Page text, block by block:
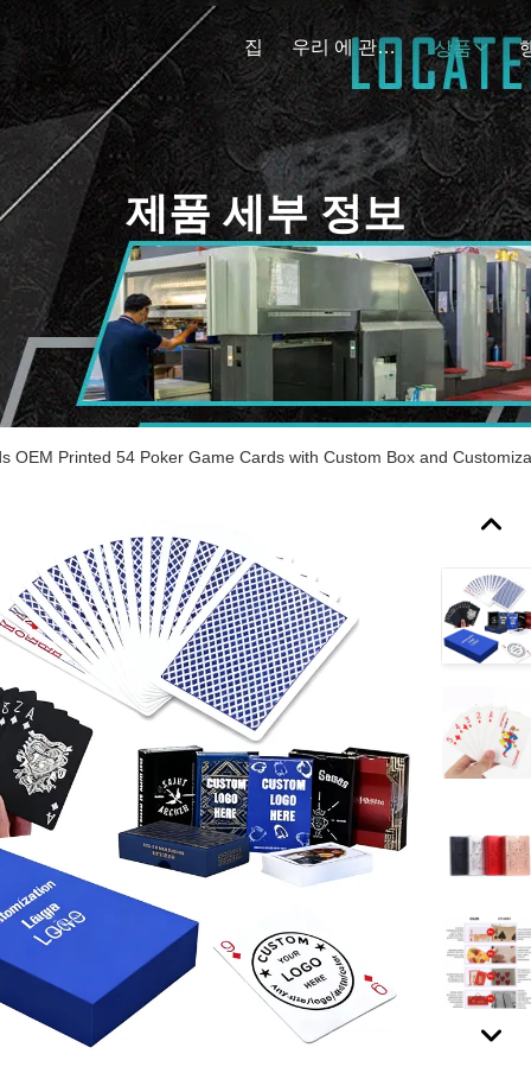
집 우리 에 관한 것 상품
제품 세부 정보
OEM Printed 54 Poker Game Cards with Custom Box and